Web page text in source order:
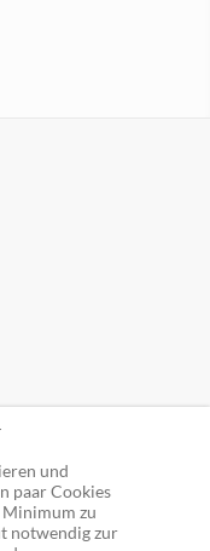
und
paar Cookies
zu
notwendig zur